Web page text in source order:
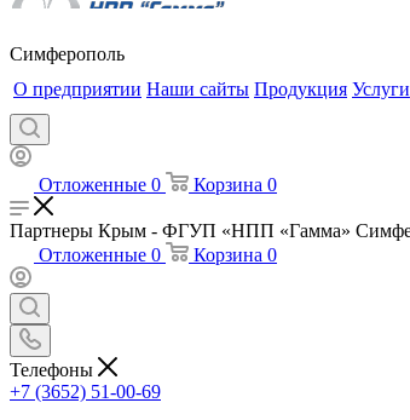
Симферополь
О предприятии Наши сайты Продукция Услуги
Отложенные 0 Корзина 0
Партнеры Крым - ФГУП «НПП «Гамма»
Отложенные 0 Корзина 0
Телефоны
+7 (3652) 51-00-69